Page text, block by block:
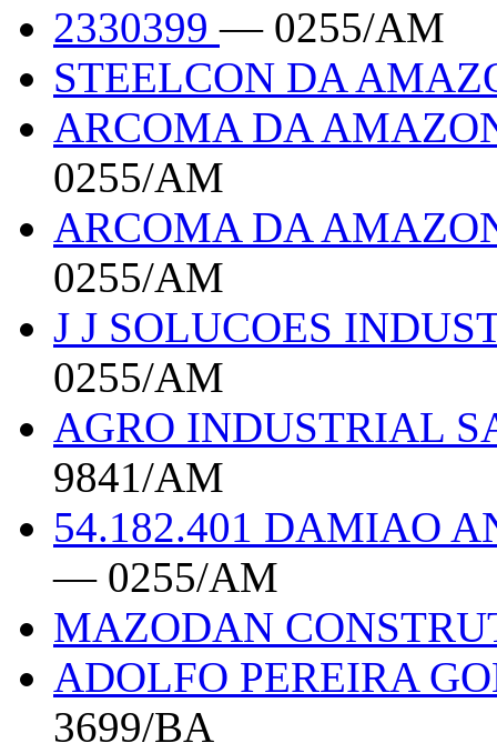
2330399— 0255/AM
STEELCON DA
ARCOMA DA
0255/AM
ARCOMA DA
0255/AM
J J SOLUCOES
0255/AM
AGRO INDUSTRIAL
9841/AM
54.182.401 DAMIAO
— 0255/AM
MAZODAN
ADOLFO PEREIRA
3699/BA